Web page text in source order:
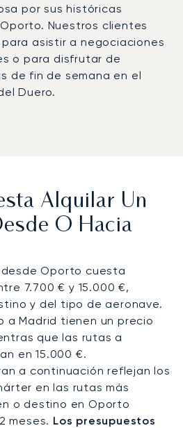
por sus históricas
Nuestros clientes
asistir a negociaciones
o para disfrutar de
de fin de semana en el
Duero.
cada detalle de su
usted prefiera.
con la máxima
que llegue preparado
el Centro de Congresos
Como el primer bróker
prestigiosa certificación
con la excelencia
de forma
estándar garantiza
a Oporto se gestione con
profesionalidad y
Alquilar Un
O Hacia
Oporto cuesta
7.700 € y 15.000 €,
y del tipo de aeronave.
a Madrid tienen un precio
que las rutas a
en 15.000 €.
a continuación reflejan los
en las rutas más
o destino en Oporto
meses. Los presupuestos